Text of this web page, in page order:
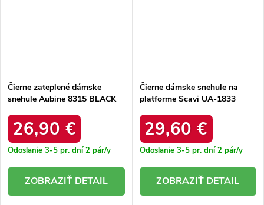
Čierne zateplené dámske
snehule Aubine 8315 BLACK
26,90 €
Odoslanie 3-5 pr. dní2 pár/y
DETAIL
Čierne dámske snehule na
platforme Scavi UA-1833
29,60 €
Odoslanie 3-5 pr. dní2 pár/y
DETAIL